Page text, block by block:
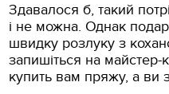
Здавалося б, такий
і не можна. Однак
швидку розлуку з
запишіться на майстер-
купить вам пряжу, а ви